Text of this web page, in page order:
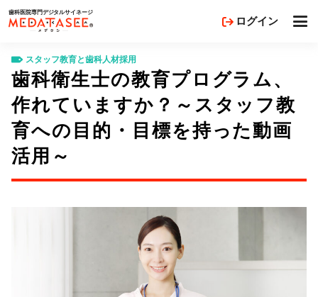
歯科医院専門デジタルサイネージ
ログイン
歯科経営コラム スタッフ教育と歯科人材採用 歯科衛生士の教育プロ
スタッフ教育と歯科人材採用
歯科衛生士の教育プログラム、
作れていますか？～スタッフ教
育への目的・目標を持った動画
活用～